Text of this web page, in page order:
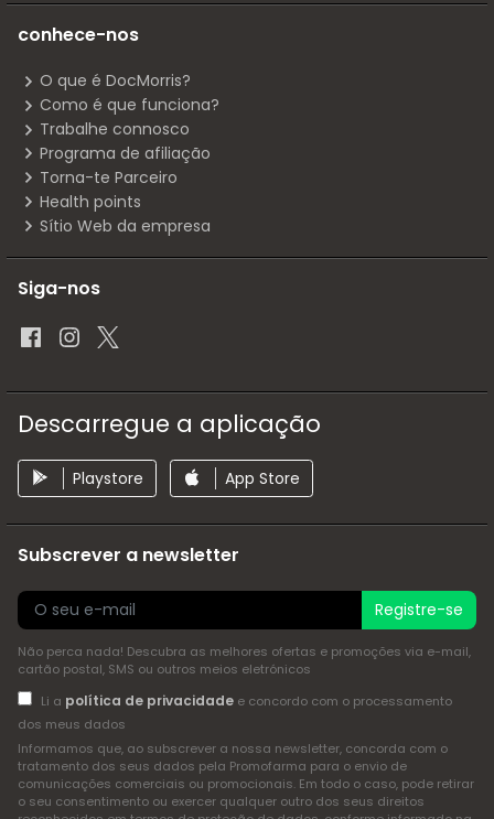
conhece-nos
O que é DocMorris?
Como é que funciona?
Trabalhe connosco
Programa de afiliação
Torna-te Parceiro
Health points
Sítio Web da empresa
Siga-nos
Descarregue a aplicação
Playstore App Store
Subscrever a newsletter
Registre-se
Não perca nada! Descubra as melhores ofertas e promoções via e-mail,
cartão postal, SMS ou outros meios eletrónicos
Li a política de privacidadee concordo com o processamento
dos meus dados
Informamos que, ao subscrever a nossa newsletter, concorda com o
tratamento dos seus dados pela Promofarma para o envio de
comunicações comerciais ou promocionais. Em todo o caso, pode retirar
o seu consentimento ou exercer qualquer outro dos seus direitos